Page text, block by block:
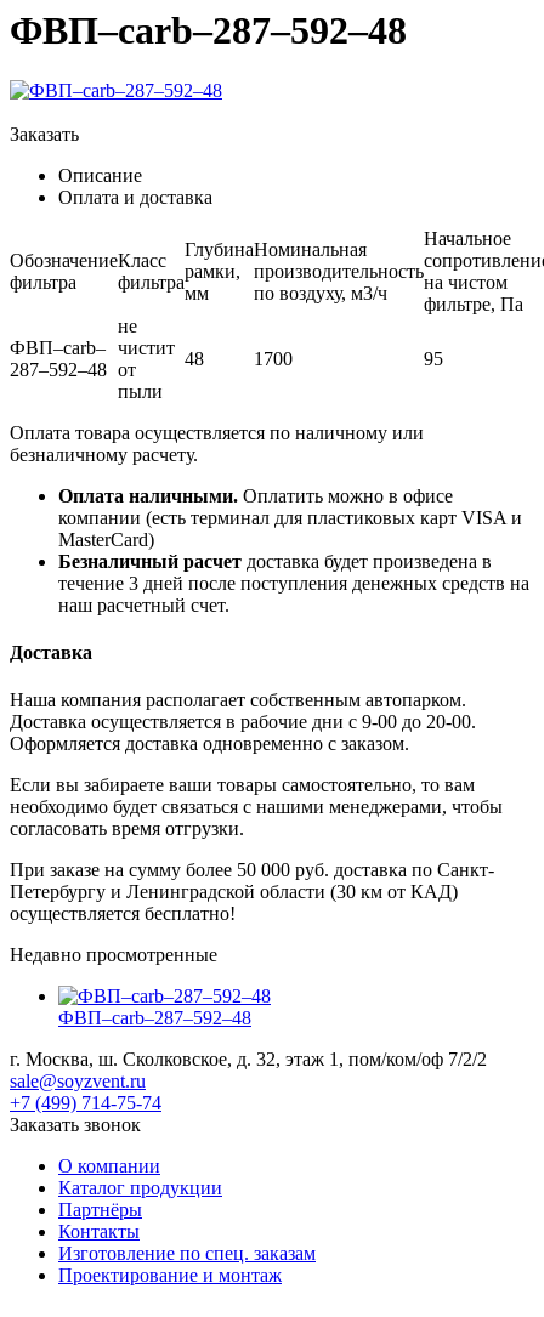
ФВП–carb–287–592–48
Заказать
Описание
Оплата и доставка
Обозначение
фильтра
Класс
фильтра
Глубина
рамки,
мм
Номинальная
производительность
по воздуху, м3/ч
Начальное
на чистом
фильтре, Па
ФВП–carb–
287–592–48
не
чистит
от
пыли
48 1700 95
Оплата товара осуществляется по наличному или
безналичному расчету.
Оплата наличными. Оплатить можно в офисе
компании (есть терминал для пластиковых карт VISA и
MasterCard)
Безналичный расчет доставка будет произведена в
течение 3 дней после поступления денежных средств на
наш расчетный счет.
Доставка
Наша компания располагает собственным автопарком.
Доставка осуществляется в рабочие дни с 9-00 до 20-00.
Оформляется доставка одновременно с заказом.
Если вы забираете ваши товары самостоятельно, то вам
необходимо будет связаться с нашими менеджерами, чтобы
согласовать время отгрузки.
При заказе на сумму более 50 000 руб. доставка по Санкт-
Петербургу и Ленинградской области (30 км от КАД)
осуществляется бесплатно!
Недавно просмотренные
ФВП–carb–287–592–48
г. Москва, ш. Сколковское, д. 32, этаж 1, пом/ком/оф 7/2/2
sale@soyzvent.ru
+7 (499) 714-75-74
Заказать звонок
О компании
Каталог продукции
Партнёры
Контакты
Изготовление по спец. заказам
Проектирование и монтаж